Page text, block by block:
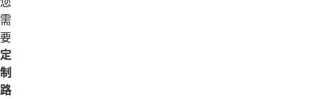
需
要
定
制
路